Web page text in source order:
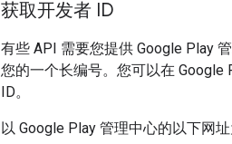
获取开发者 ID
有些 API 需要您提供 Google Play
您的一个长编号。您可以在
ID。
以 Google Play 管理中心的以下网址